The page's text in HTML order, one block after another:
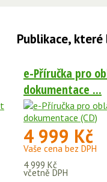
Publikace,
e-Příručka pro
dokumentace ...
4 999 Kč
Vaše cena bez DPH
4 999 Kč
včetně DPH